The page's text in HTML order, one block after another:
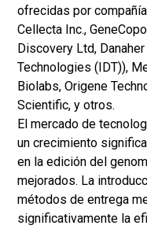
ofrecidas por
Cellecta Inc.,
Discovery Ltd,
Technologies (IDT)),
Biolabs, Origene
Scientific, y otros.
El mercado de
un crecimiento
en la edición del
mejorados. La
métodos de entrega
significativamente la